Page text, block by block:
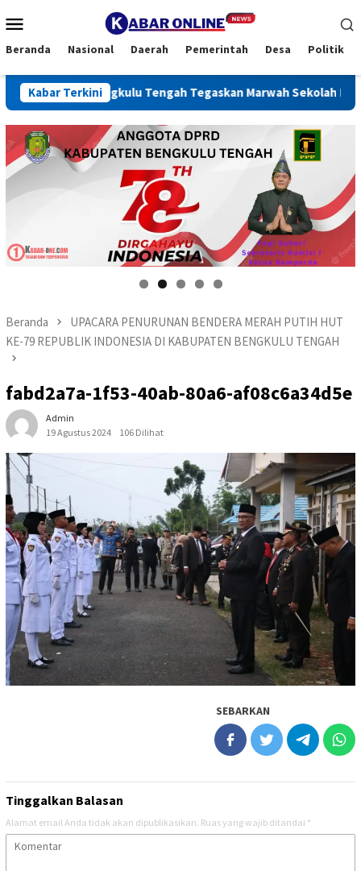
ke
Mobile
Beranda Nasional Daerah Pemerintah Desa Politik
Kabar Terkini
Bupati Bengkulu Tengah Tegaskan Marwah Sekolah Harus
Beranda
UPACARA PENURUNAN BENDERA MERAH PUTIH HUT
KE-79 REPUBLIK INDONESIA DI KABUPATEN BENGKULU TENGAH
fabd2a7a-1f53-40ab-80a6-af08c6a34d5e
Admin
19 Agustus 2024
106 Dilihat
SEBARKAN
Tinggalkan Balasan
Alamat email Anda tidak akan dipublikasikan. Ruas yang wajib ditandai *